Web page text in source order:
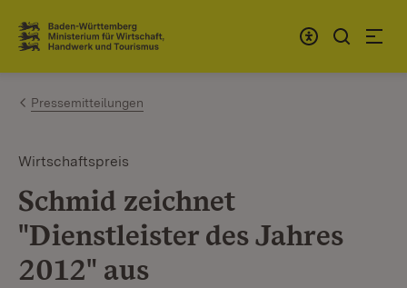
Zum Inhalt springen
Link zur Startseite
Pressemitteilungen
Wirtschaftspreis
Schmid zeichnet
"Dienstleister des Jahres
2012" aus